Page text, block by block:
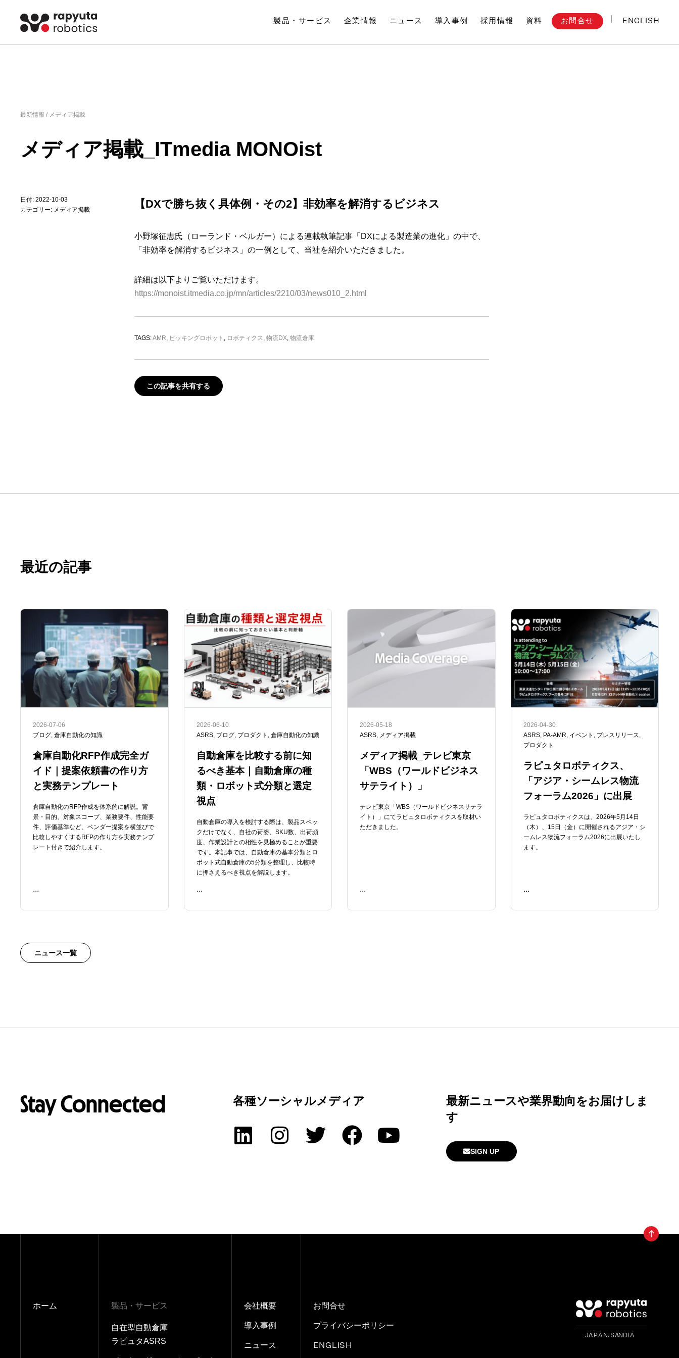
製品・サービス 企業情報 ニュース 導入事例 採用情報 資料 お問合せ ENGLISH
最新情報 / メディア掲載
メディア掲載_ITmedia MONOist
日付: 2022-10-03
カテゴリー: メディア掲載 【DXで勝ち抜く具体例・その2】非効率を解消するビジネス
小野塚征志氏（ローランド・ベルガー）による連載執筆記事「DXによる製造業の進化」の中で、
「非効率を解消するビジネス」の一例として、当社を紹介いただきました。
詳細は以下よりご覧いただけます。
https://monoist.itmedia.co.jp/mn/articles/2210/03/news010_2.html
TAGS:AMR, ピッキングロボット , ロボティクス, 物流DX, 物流倉庫
この記事を共有する
最近の記事
2026-07-06
ブログ, 倉庫自動化の知識
倉庫自動化RFP作成完全ガ
イド｜提案依頼書の作り方
と実務テンプレート
倉庫自動化のRFP作成を体系的に解説。背
景・目的、対象スコープ、業務要件、性能要
件、評価基準など、ベンダー提案を横並びで
比較しやすくするRFPの作り方を実務テンプ
レート付きで紹介します。
...
READ ME
2026-06-10
ASRS, ブログ, プロダクト , 倉庫自動化の知識
自動倉庫を比較する前に知
るべき基本｜自動倉庫の種
類・ロボット式分類と選定
視点
自動倉庫の導入を検討する際は、製品スペッ
クだけでなく、自社の荷姿、SKU数、出荷頻
度、作業設計との相性を見極めることが重要
です。本記事では、自動倉庫の基本分類とロ
ボット式自動倉庫の5分類を整理し、比較時
に押さえるべき視点を解説します。
...
READ ME
2026-05-18
ASRS, メディア掲載
メディア掲載_テレビ東京
「WBS（ワールドビジネス
サテライト）」
テレビ東京「WBS（ワールドビジネスサテラ
イト）」にてラピュタロボティクスを取材い
ただきました。
...
READ ME
2026-04-30
ASRS, PA-AMR, イベント , プレスリリース,
プロダクト
ラピュタロボティクス、
「アジア・シームレス物流
フォーラム2026」に出展
ラピュタロボティクスは、2026年5月14日
（木）、15日（金）に開催されるアジア・シ
ームレス物流フォーラム2026に出展いたし
ます。
...
READ ME
ニュース一覧
Stay Connected 各種ソーシャルメディア 最新ニュースや業界動向をお届けしま
す
SIGN UP
ホーム 製品・サービス
自在型自動倉庫
ラピュタASRS
会社概要
導入事例
ニュース
お問合せ
プライバシーポリシー
ENGLISH
JAPAN INDIA USA